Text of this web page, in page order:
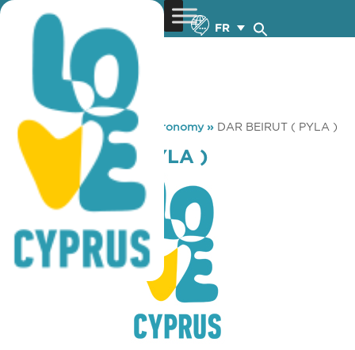
FR
You are here: Home »Gastronomy» DAR BEIRUT ( PYLA )
DAR BEIRUT ( PYLA )